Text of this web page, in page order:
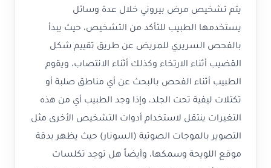
يتم تشخيص مرض بيروني خلال عدة وسائل
يستخدمها الطبيب للتأكد من التشخيص، حيث يبدأ
بالفحص السريري للمريض عن طريق تقييم شكل
القضيب أثناء الارتخاء وكذلك أثناء الانتصاب، ويقوم
الطبيب أثناء الفحص بالبحث عن أي مناطق صلبة أو
تكتلات ليفية تحت الجلد، وإذا وجد الطبيب أي من هذه
التغيرات ينتقل لاستخدام أدوات التشخيص الأخرى مثل
التصوير بالموجات الصوتية (السونار) حيث يظهر بدقة
موقع اللويحة وسمكها، وأيضاً هل توجد تكلسات